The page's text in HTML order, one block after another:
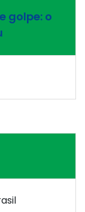
golpe: o